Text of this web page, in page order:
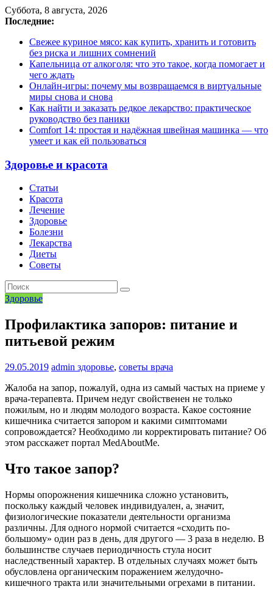
Суббота, 8 августа, 2026
Последние:
Свежее куриное мясо: как купить, хранить и готовить
без риска и лишних сомнений
Капельница от алкоголя: что это такое, когда помогает и
чего ждать
Онлайн-игры: почему мы возвращаемся в виртуальные
миры снова и снова
Как найти и заказать редкое лекарство: практическое
руководство без паники
Comfort 14: простая и надёжная швейная машинка — что
умеет и как ей пользоваться
Здоровье и красота
Статьи
Красота
Лечение
Здоровье
Болезни
Лекарства
Диеты
Советы
Здоровье
Профилактика запоров: питание и
питьевой режим
29.05.2019 admin здоровье, советы врача
Жалоба на запор, пожалуй, одна из самый частых на приеме у
врача-терапевта. Причем недуг свойственен не только
пожилым, но и людям молодого возраста. Какое состояние
кишечника считается запором и какими симптомами
сопровождается? Необходимо ли корректировать питание? Об
этом расскажет портал MedAboutMe.
Что такое запор?
Нормы опорожнения кишечника сложно установить,
поскольку каждый человек индивидуален, а, значит,
физиологические показатели деятельности организма
различны. Для одного нормой считается «сходить по-
большому» один раз в день, для другого — 3 раза в неделю. В
большинстве случаев периодичность стула носит
наследственный характер. В отдельных случаях может быть
обусловлена органическим поражением желудочно-
кишечного тракта или значительными огрехами в питании.